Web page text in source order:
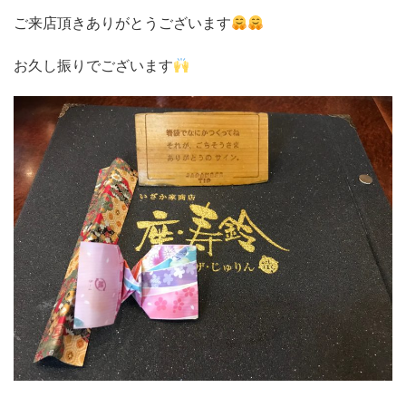
ご来店頂きありがとうございます
お久し振りでございます